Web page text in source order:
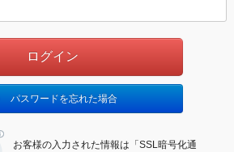
パスワードを忘れた場合
お客様の入力された情報は「SSL暗号化通